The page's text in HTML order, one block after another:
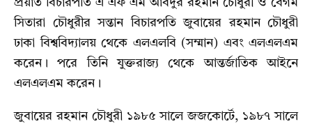
প্রয়াত বিচারপতি এ এফ এম আবদুর রহমান চৌধুরী ও বেগম
সিতারা চৌধুরীর সন্তান বিচারপতি জুবায়ের রহমান চৌধুরী
ঢাকা বিশ্ববিদ্যালয় থেকে এলএলবি (সম্মান) এবং এলএলএম
করেন। পরে তিনি যুক্তরাজ্য থেকে আন্তর্জাতিক আইনে
এলএলএম করেন।
জুবায়ের রহমান চৌধুরী ১৯৮৫ সালে জজকোর্টে, ১৯৮৭ সালে